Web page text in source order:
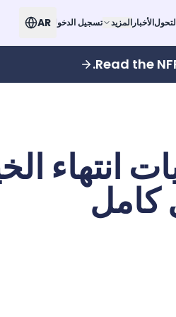
الأخبارالمزيد تسجيل الدخولAR
Read the
انتهاء
كامل